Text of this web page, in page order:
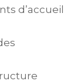
d’accueil